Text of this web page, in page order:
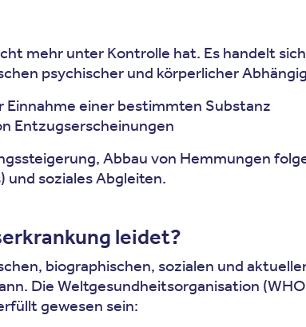
mehr unter Kontrolle hat. Es handelt
psychischer und körperlicher
einer bestimmten Substanz
Entzugserscheinungen
Abbau von Hemmungen
soziales Abgleiten.
leidet?
biographischen, sozialen und
Die Weltgesundheitsorganisation
gewesen sein: